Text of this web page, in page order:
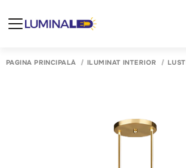
PAGINA PRINCIPALĂ ILUMINAT INTERIOR